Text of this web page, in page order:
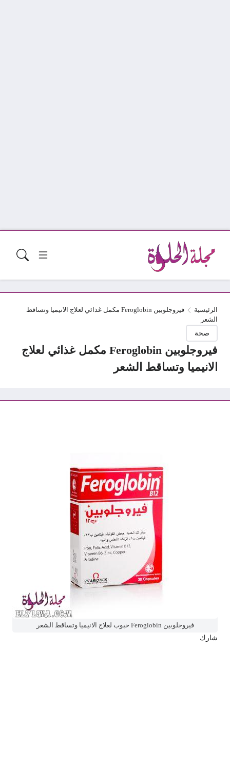
الرئيسية
فيروجلوبين Feroglobin مكمل غذائي لعلاج الانيميا وتساقط
الشعر
صحة
فيروجلوبين Feroglobin مكمل غذائي لعلاج
الانيميا وتساقط الشعر
فيروجلوبين Feroglobin حبوب لعلاج الانيميا وتساقط الشعر
شارك